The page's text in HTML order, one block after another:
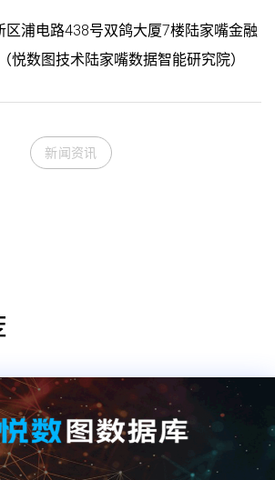
区浦电路438号双鸽大厦7楼陆家嘴金融
悦数图技术陆家嘴数据智能研究院）
新闻资讯